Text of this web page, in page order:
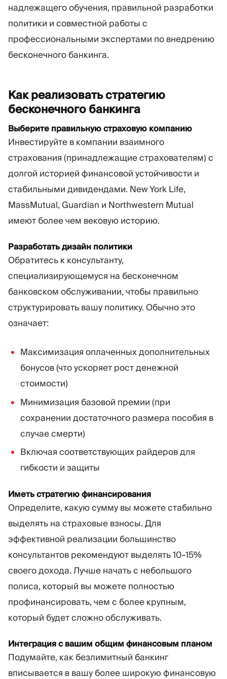
надлежащего обучения, правильной разработки
политики и совместной работы с
профессиональными экспертами по внедрению
бесконечного банкинга.
Как реализовать стратегию
бесконечного банкинга
Выберите правильную страховую компанию
Инвестируйте в компании взаимного
страхования (принадлежащие страхователям) с
долгой историей финансовой устойчивости и
стабильными дивидендами. New York Life,
MassMutual, Guardian и Northwestern Mutual
имеют более чем вековую историю.
Разработать дизайн политики
Обратитесь к консультанту,
специализирующемуся на бесконечном
банковском обслуживании, чтобы правильно
структурировать вашу политику. Обычно это
означает:
Максимизация оплаченных дополнительных
бонусов (что ускоряет рост денежной
стоимости)
Минимизация базовой премии (при
сохранении достаточного размера пособия в
случае смерти)
Включая соответствующих райдеров для
гибкости и защиты
Иметь стратегию финансирования
Определите, какую сумму вы можете стабильно
выделять на страховые взносы. Для
эффективной реализации большинство
консультантов рекомендуют выделять 10–15%
своего дохода. Лучше начать с небольшого
полиса, который вы можете полностью
профинансировать, чем с более крупным,
который будет сложно обслуживать.
Интеграция с вашим общим финансовым планом
Подумайте, как безлимитный банкинг
вписывается в вашу более широкую финансовую